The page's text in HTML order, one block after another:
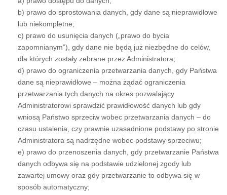
b) prawo do sprostowania danych, gdy dane są nieprawidłowe
lub niekompletne;
c) prawo do usunięcia danych („prawo do bycia
zapomnianym”), gdy dane nie będą już niezbędne do celów,
dla których zostały zebrane przez Administratora;
d) prawo do ograniczenia przetwarzania danych, gdy Państwa
dane są nieprawidłowe – można żądać ograniczenia
przetwarzania tych danych na okres pozwalający
Administratorowi sprawdzić prawidłowość danych lub gdy
wniosą Państwo sprzeciw wobec przetwarzania danych – do
czasu ustalenia, czy prawnie uzasadnione podstawy po stronie
Administratora są nadrzędne wobec podstawy sprzeciwu;
e) prawo do przenoszenia danych, gdy przetwarzanie Państwa
danych odbywa się na podstawie udzielonej zgody lub
zawartej umowy oraz gdy przetwarzanie to odbywa się w
sposób automatyczny;